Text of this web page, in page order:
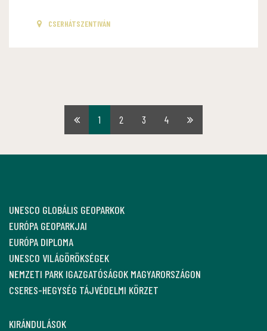
CSERHÁTSZENTIVÁN
Első1 2 3 4
Utolsó
UNESCO GLOBÁLIS GEOPARKOK
EURÓPA GEOPARKJAI
EURÓPA DIPLOMA
UNESCO VILÁGÖRÖKSÉGEK
NEMZETI PARK IGAZGATÓSÁGOK MAGYARORSZÁGON
CSERES-HEGYSÉG TÁJVÉDELMI KÖRZET
KIRÁNDULÁSOK